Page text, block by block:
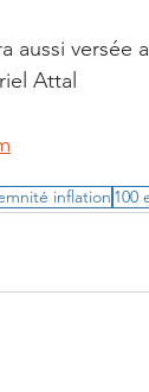
aussi
Attal
inflation 100